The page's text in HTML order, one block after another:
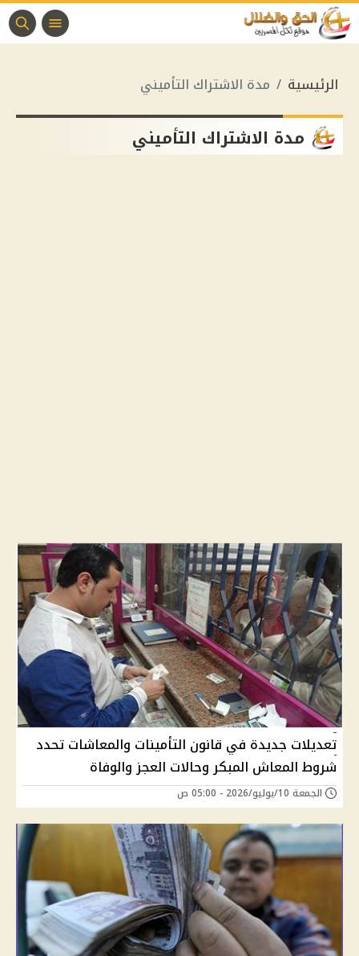
الرئيسية مدة الاشتراك التأميني
مدة الاشتراك التأميني
تعديلات جديدة في قانون التأمينات والمعاشات تحدد
شروط المعاش المبكر وحالات العجز والوفاة
الجمعة 10/يوليو/2026 - 05:00 ص